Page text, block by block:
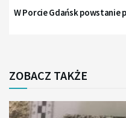
W Porcie Gdańsk
ZOBACZ TAKŻE